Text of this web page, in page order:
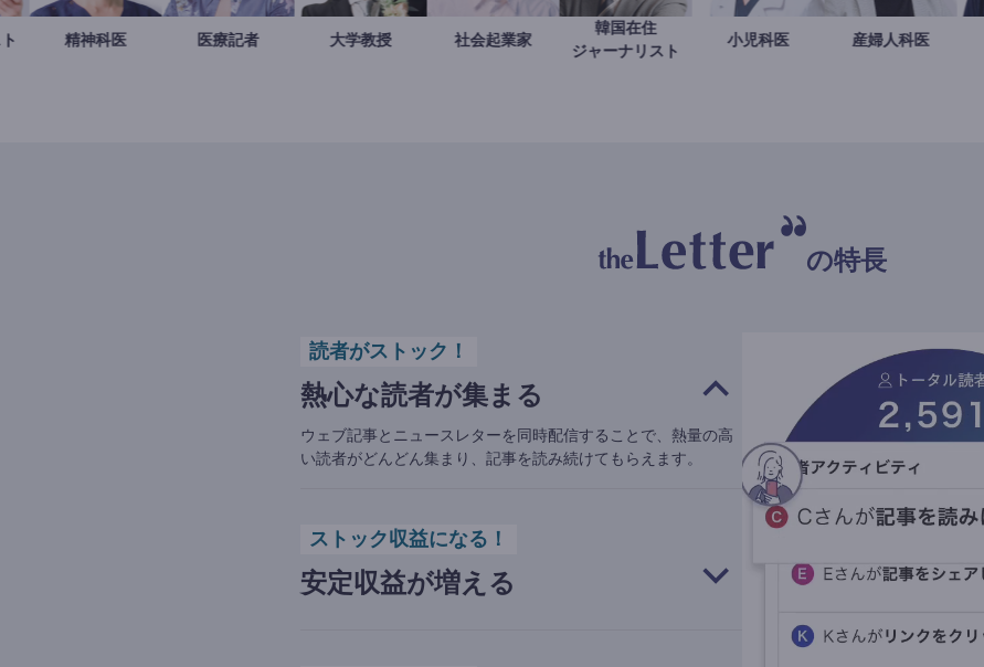
志葉玲
ナリスト 藤野智哉
精神科医 岩永直子
医療記者 金谷一朗
大学教授 駒崎弘樹
社会起業家
韓国在住
ジャーナリスト
今西洋介
小児科医 重見大介
産婦人科医
の特長
読者がストック！
熱心な読者が集まる
ウェブ記事とニュースレターを同時配信することで、熱量の高
い読者がどんどん集まり、記事を読み続けてもらえます。
ストック収益になる！
安定収益が増える